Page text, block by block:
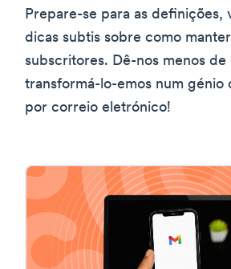
Prepare-se para as definições,
dicas subtis sobre como
subscritores. Dê-nos menos de
transformá-lo-emos num génio
por correio eletrónico!